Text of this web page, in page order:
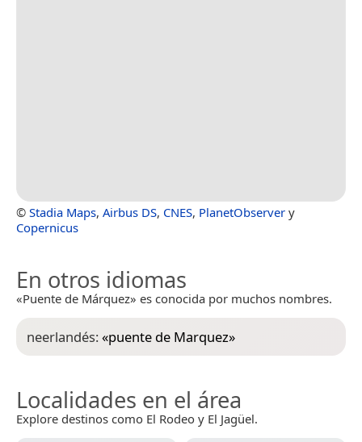
© Stadia Maps, Airbus DS, CNES, PlanetObserver y
Copernicus
En otros idiomas
«Puente de Márquez» es conocida por muchos nombres.
neerlandés:«puente de Marquez»
Localidades en el área
Explore destinos como El Rodeo y El Jagüel.